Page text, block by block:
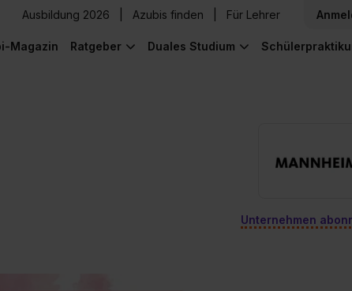
Ausbildung 2026 Azubis finden Für Lehrer
Magazin Ratgeber Duales Studium
Unternehmen